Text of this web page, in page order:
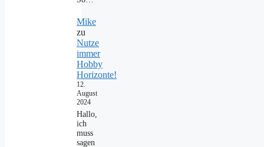
Mike
zu
Nutze
immer
Hobby
Horizonte!
12.
August
2024
Hallo,
ich
muss
sagen